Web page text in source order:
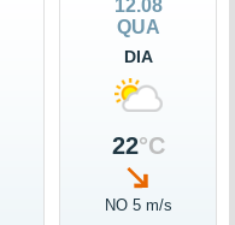
12.08
QUA
DIA
22°C
NO 5 m/s